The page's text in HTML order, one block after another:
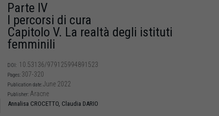
Parte IV
I percorsi di cura
Capitolo V. La realtà degli istituti
femminili
DOI: 10.53136/979125994891523
Pages: 307-320
Publication date:June 2022
Publisher: Aracne
Annalisa CROCETTO, Claudia DARIO